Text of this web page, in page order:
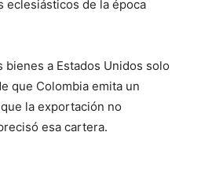
eclesiásticos de la época
bienes a Estados Unidos solo
que Colombia emita un
la exportación no
esa cartera.